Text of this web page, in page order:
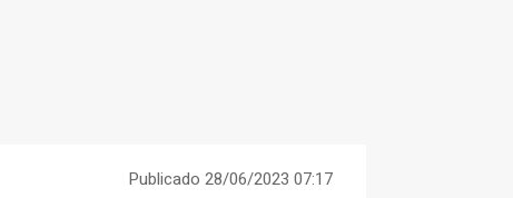
Publicado 28/06/2023 07:17